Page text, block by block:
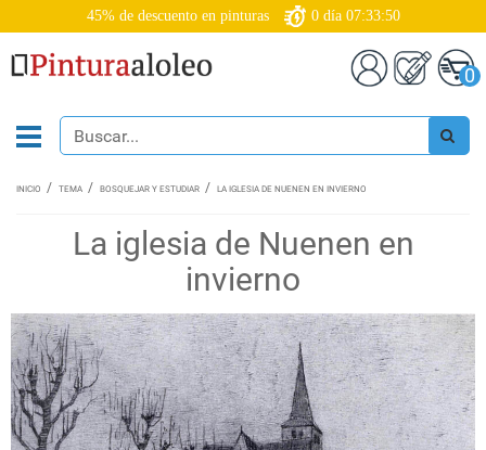
45% de descuento en pinturas 0 día 07:33:49
0
INICIO TEMA BOSQUEJAR Y ESTUDIAR LA IGLESIA DE NUENEN EN INVIERNO
La iglesia de Nuenen en
invierno